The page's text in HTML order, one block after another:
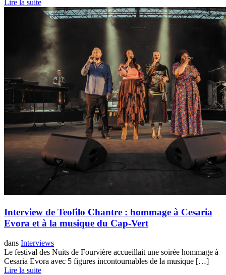
Lire la suite
Interview de Teofilo Chantre : hommage à Cesaria
Evora et à la musique du Cap-Vert
dans Interviews
Le festival des Nuits de Fourvière accueillait une soirée hommage à
Cesaria Evora avec 5 figures incontournables de la musique […]
Lire la suite